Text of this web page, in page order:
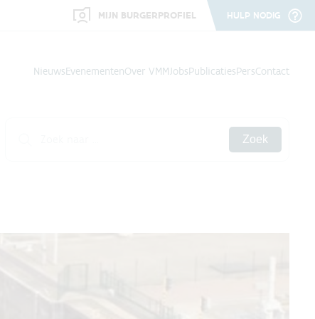
MIJN BURGERPROFIEL HULP NODIG
NieuwsEvenementenOver VMMJobsPublicatiesPersContact
Zoek